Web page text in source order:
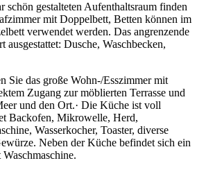
schön gestalteten Aufenthaltsraum finden
mit Doppelbett, Betten können im
verwendet werden. Das angrenzende
Dusche, Waschbecken,
Sie das große Wohn-/Esszimmer mit
Zugang zur möblierten Terrasse und
und den Ort.· Die Küche ist voll
Backofen, Mikrowelle, Herd,
Wasserkocher, Toaster, diverse
Neben der Küche befindet sich ein